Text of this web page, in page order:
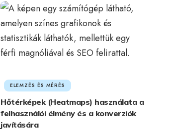
ELEMZÉS ÉS MÉRÉS
Hőtérképek (Heatmaps) használata a
felhasználói élmény és a konverziók
javítására